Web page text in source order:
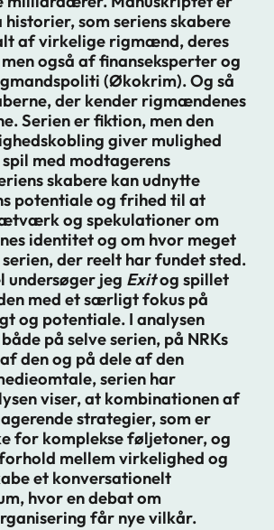
som seriens skabere
af virkelige rigmænd, deres
også af finanseksperter og
(Økokrim). Og så
der kender rigmændenes
Serien er fiktion, men den
giver mulighed
med modtagerens
skabere kan udnytte
potentiale og frihed til at
og spekulationer om
identitet og om hvor meget
der reelt har fundet sted.
undersøger jeg Exitog spillet
med et særligt fokus på
og potentiale. I analysen
på selve serien, på NRKs
den og på dele af den
serien har
viser, at kombinationen af
strategier, som er
for komplekse føljetoner, og
mellem virkelighed og
et konversationelt
hvor en debat om
får nye vilkår.